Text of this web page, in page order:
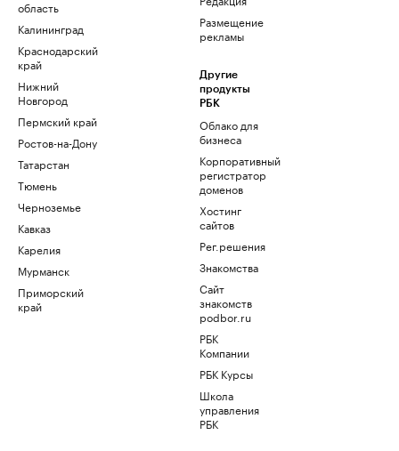
область
Калининград
Краснодарский
край
Нижний
Новгород
Пермский край
Ростов-на-Дону
Татарстан
Тюмень
Черноземье
Кавказ
Карелия
Мурманск
Приморский
край
Размещение
рекламы
Другие
продукты
РБК
Облако для
бизнеса
Корпоративный
регистратор
доменов
Хостинг
сайтов
Рег.решения
Знакомства
Сайт
знакомств
podbor.ru
РБК
Компании
РБК Курсы
Школа
управления
РБК